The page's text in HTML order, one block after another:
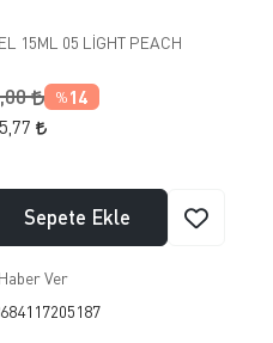
15ML 05 LİGHT PEACH
% 14
Sepete Ekle
Ver